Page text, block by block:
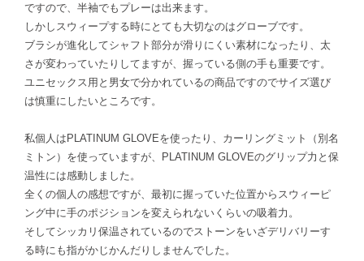
ですので、半袖でもプレーは出来ます。
しかしスウィープする時にとても大切なのはグローブです。
ブラシが進化してシャフト部分が滑りにくい素材になったり、太
さが変わっていたりしてますが、握っている側の手も重要です。
ユニセックス用と男女で分かれているの商品ですのでサイズ選び
は慎重にしたいところです。
私個人はPLATINUM GLOVEを使ったり、カーリングミット（別名
ミトン）を使っていますが、PLATINUM GLOVEのグリップ力と保
温性には感動しました。
全くの個人の感想ですが、最初に握っていた位置からスウィーピ
ング中に手のポジションを変えられないくらいの吸着力。
そしてシッカリ保温されているのでストーンをいざデリバリーす
る時にも指がかじかんだりしませんでした。